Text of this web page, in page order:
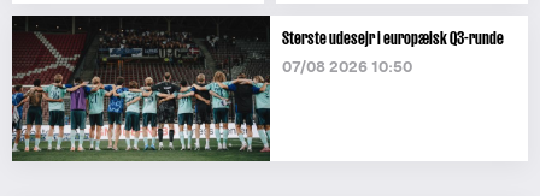
Største udesejr i europæisk Q3-runde
07/08 2026 10:50